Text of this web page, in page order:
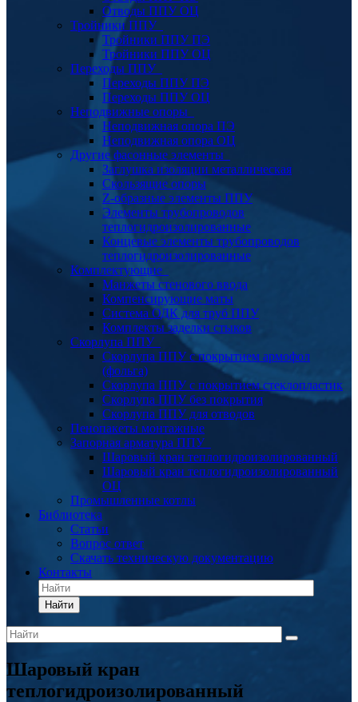
Отводы ППУ ОЦ
Тройники ППУ
Тройники ППУ ПЭ
Тройники ППУ ОЦ
Переходы ППУ
Переходы ППУ ПЭ
Переходы ППУ ОЦ
Неподвижные опоры
Неподвижная опора ПЭ
Неподвижная опора ОЦ
Другие фасонные элементы
Заглушка изоляции металлическая
Скользящие опоры
Z-образные элементы ППУ
Элементы трубопроводов
теплогидроизолированные
Концевые элементы трубопроводов
теплогидроизолированные
Комплектующие
Манжеты стенового ввода
Компенсирующие маты
Система ОДК для труб ППУ
Комплекты заделки стыков
Скорлупа ППУ
Скорлупа ППУ с покрытием армофол
(фольга)
Скорлупа ППУ с покрытием стеклопластик
Скорлупа ППУ без покрытия
Скорлупа ППУ для отводов
Пенопакеты монтажные
Запорная арматура ППУ
Шаровый кран теплогидроизолированный
Шаровый кран теплогидроизолированный
ОЦ
Промышленные котлы
Библиотека
Статьи
Вопрос ответ
Скачать техническую документацию
Контакты
Найти
Шаровый кран
теплогидроизолированный